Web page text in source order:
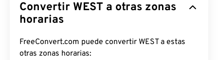
Convertir WEST a otras zonas
horarias
FreeConvert.com puede convertir WEST a estas
otras zonas horarias: